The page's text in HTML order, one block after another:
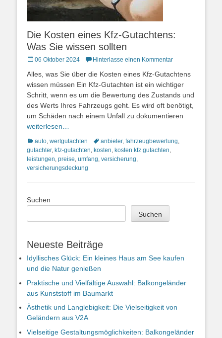
Die Kosten eines Kfz-Gutachtens:
Was Sie wissen sollten
Posted
06 Oktober 2024 Hinterlasse einen Kommentar
Alles, was Sie über die Kosten eines Kfz-Gutachtens
wissen müssen Ein Kfz-Gutachten ist ein wichtiger
Schritt, wenn es um die Bewertung des Zustands und
des Werts Ihres Fahrzeugs geht. Es wird oft benötigt,
um Schäden nach einem Unfall zu dokumentieren
weiterlesen…
Kategorien
auto, wertgutachten Schlagworte
anbieter, fahrzeugbewertung,
gutachter, kfz-gutachten, kosten, kosten kfz gutachten,
leistungen, preise, umfang, versicherung,
versicherungsdeckung
Suchen
Suchen
Neueste Beiträge
Idyllisches Glück: Ein kleines Haus am See kaufen
und die Natur genießen
Praktische und Vielfältige Auswahl: Balkongeländer
aus Kunststoff im Baumarkt
Ästhetik und Langlebigkeit: Die Vielseitigkeit von
Geländern aus V2A
Vielseitige Gestaltungsmöglichkeiten: Balkongeländer